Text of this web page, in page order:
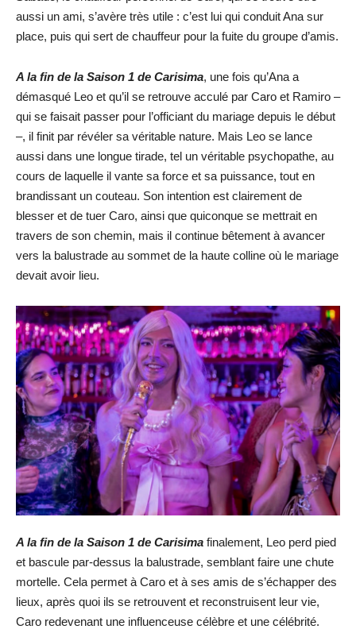
aussi un ami, s’avère très utile : c’est lui qui conduit Ana sur
place, puis qui sert de chauffeur pour la fuite du groupe d’amis.
A la fin de la Saison 1 de Carisima, une fois qu’Ana a
démasqué Leo et qu’il se retrouve acculé par Caro et Ramiro –
qui se faisait passer pour l’officiant du mariage depuis le début
–, il finit par révéler sa véritable nature. Mais Leo se lance
aussi dans une longue tirade, tel un véritable psychopathe, au
cours de laquelle il vante sa force et sa puissance, tout en
brandissant un couteau. Son intention est clairement de
blesser et de tuer Caro, ainsi que quiconque se mettrait en
travers de son chemin, mais il continue bêtement à avancer
vers la balustrade au sommet de la haute colline où le mariage
devait avoir lieu.
A la fin de la Saison 1 de Carisima finalement, Leo perd pied
et bascule par-dessus la balustrade, semblant faire une chute
mortelle. Cela permet à Caro et à ses amis de s’échapper des
lieux, après quoi ils se retrouvent et reconstruisent leur vie,
Caro redevenant une influenceuse célèbre et une célébrité.